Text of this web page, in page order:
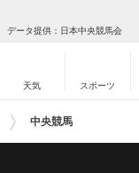
データ提供：日本中央競馬会
天気 スポーツ
中央競馬